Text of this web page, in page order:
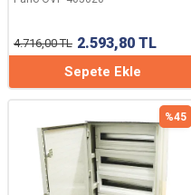
4.716,00TL 2.593,80 TL
Sepete Ekle
%45